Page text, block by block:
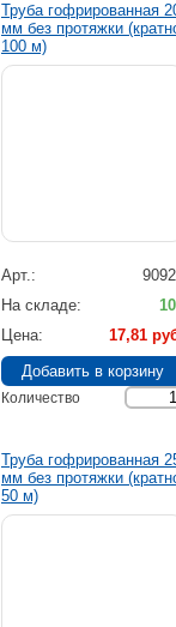
Труба гофрированная
мм без протяжки
100 м)
Арт.
На складе
Цена
17,81
Количество
Труба гофрированная
мм без протяжки
50 м)